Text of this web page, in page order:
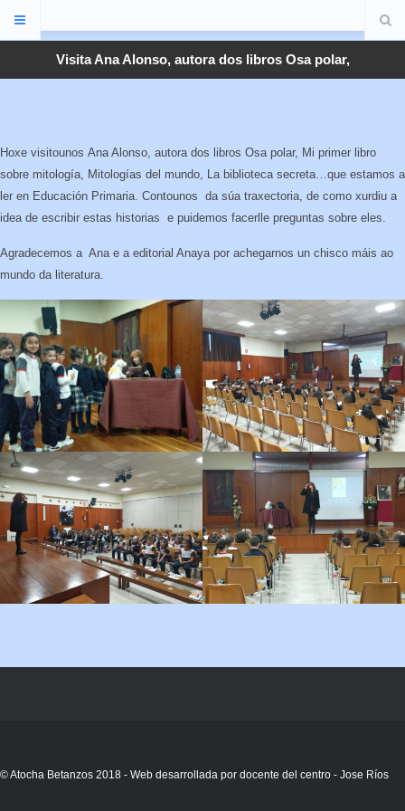
Visita Ana Alonso, autora dos libros Osa polar,
Hoxe visitounos Ana Alonso, autora dos libros Osa polar, Mi primer libro
sobre mitología, Mitologías del mundo, La biblioteca secreta…que estamos a
ler en Educación Primaria. Contounos da súa traxectoria, de como xurdiu a
idea de escribir estas historias e puidemos facerlle preguntas sobre eles.
Agradecemos a Ana e a editorial Anaya por achegarnos un chisco máis ao
mundo da literatura.
© Atocha Betanzos 2018 - Web desarrollada por docente del centro - Jose Ríos